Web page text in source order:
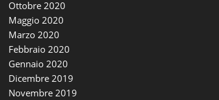
Ottobre 2020
Maggio 2020
Marzo 2020
Febbraio 2020
Gennaio 2020
Dicembre 2019
Novembre 2019